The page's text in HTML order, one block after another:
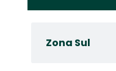
Zona Sul